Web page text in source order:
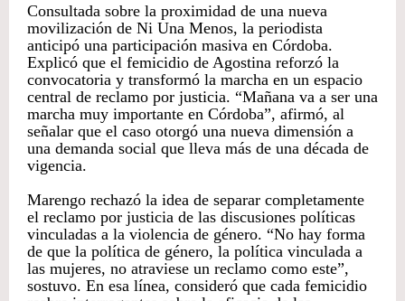
Consultada sobre la proximidad de una nueva
movilización de Ni Una Menos, la periodista
anticipó una participación masiva en Córdoba.
Explicó que el femicidio de Agostina reforzó la
convocatoria y transformó la marcha en un espacio
central de reclamo por justicia. “Mañana va a ser una
marcha muy importante en Córdoba”, afirmó, al
señalar que el caso otorgó una nueva dimensión a
una demanda social que lleva más de una década de
vigencia.
Marengo rechazó la idea de separar completamente
el reclamo por justicia de las discusiones políticas
vinculadas a la violencia de género. “No hay forma
de que la política de género, la política vinculada a
las mujeres, no atraviese un reclamo como este”,
sostuvo. En esa línea, consideró que cada femicidio